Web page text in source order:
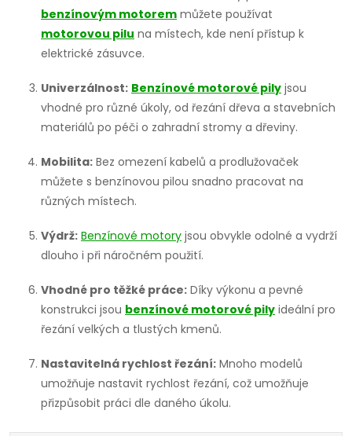
benzínovým motorem můžete používat
motorovou pilu na místech, kde není přístup k
elektrické zásuvce.
Univerzálnost: Benzínové motorové pily jsou
vhodné pro různé úkoly, od řezání dřeva a stavebních
materiálů po péči o zahradní stromy a dřeviny.
Mobilita: Bez omezení kabelů a prodlužovaček
můžete s benzínovou pilou snadno pracovat na
různých místech.
Výdrž: Benzínové motory jsou obvykle odolné a vydrží
dlouho i při náročném použití.
Vhodné pro těžké práce: Díky výkonu a pevné
konstrukci jsou benzínové motorové pily ideální pro
řezání velkých a tlustých kmenů.
Nastavitelná rychlost řezání: Mnoho modelů
umožňuje nastavit rychlost řezání, což umožňuje
přizpůsobit práci dle daného úkolu.